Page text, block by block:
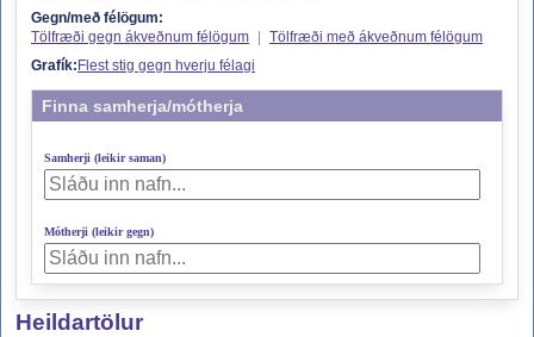
Gegn/með félögum:
Tölfræði gegn ákveðnum félögum
Tölfræði með ákveðnum félögum
Grafík: Flest stig gegn hverju félagi
Finna samherja/mótherja
Samherji (leikir saman)
Mótherji (leikir gegn)
Heildartölur